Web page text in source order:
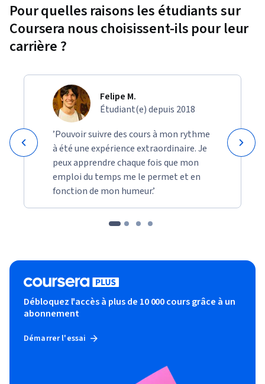
Pour quelles raisons les étudiants sur
Coursera nous choisissent-ils pour leur
carrière ?
Felipe M.
Étudiant(e) depuis 2018
’Pouvoir suivre des cours à mon rythme
à été une expérience extraordinaire. Je
peux apprendre chaque fois que mon
emploi du temps me le permet et en
fonction de mon humeur.’
Débloquez l'accès à plus de 10 000 cours grâce à un
abonnement
Démarrer l'essai